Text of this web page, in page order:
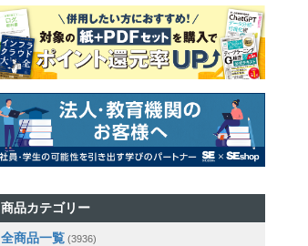
商品カテゴリー
全商品一覧 (3936)